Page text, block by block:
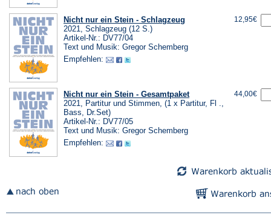
Nicht nur ein Stein - Schlagzeug
2021, Schlagzeug (12 S.)
Artikel-Nr.: DV77/04
Text und Musik: Gregor Schemberg
Empfehlen:
12,95€
Nicht nur ein Stein - Gesamtpaket
2021, Partitur und Stimmen, (1 x Partitur, Fl .,
Bass, Dr.Set)
Artikel-Nr.: DV77/05
Text und Musik: Gregor Schemberg
Empfehlen:
44,00€